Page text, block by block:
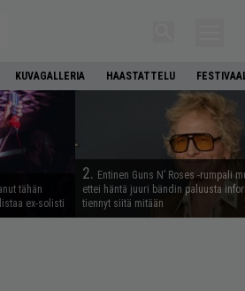
KUVAGALLERIA HAASTATTELU
tähän
ex-solisti
2. Entinen Guns N’ Roses -rumpali
ettei häntä juuri bändin paluusta
tiennyt siitä mitään